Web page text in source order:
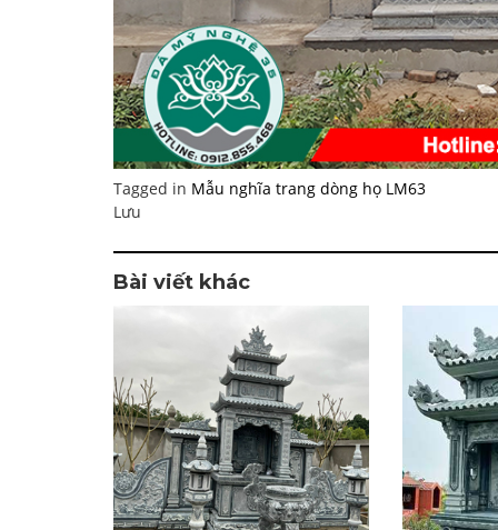
Tagged in Mẫu nghĩa trang dòng họ LM63
Lưu
Bài viết khác